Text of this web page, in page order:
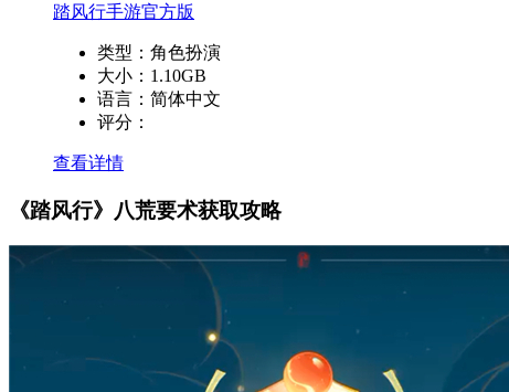
踏风行手游官方版
类型： 角色扮演
大小： 1.10GB
语言： 简体中文
评分：
查看详情
《踏风行》八荒要术获取攻略